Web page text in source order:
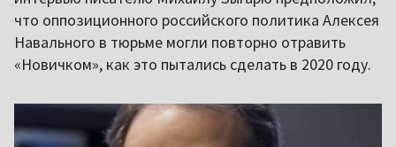
что оппозиционного российского политика Алексея
Навального в тюрьме могли повторно отравить
«Новичком», как это пытались сделать в 2020 году.